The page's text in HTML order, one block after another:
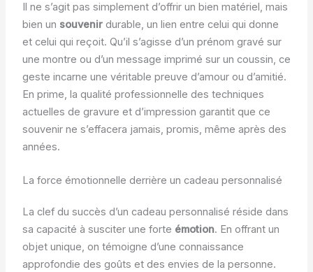
Il ne s’agit pas simplement d’offrir un bien matériel, mais
bien un souvenirdurable, un lien entre celui qui donne
et celui qui reçoit. Qu’il s’agisse d’un prénom gravé sur
une montre ou d’un message imprimé sur un coussin, ce
geste incarne une véritable preuve d’amour ou d’amitié.
En prime, la qualité professionnelle des techniques
actuelles de gravure et d’impression garantit que ce
souvenir ne s’effacera jamais, promis, même après des
années.
La force émotionnelle derrière un cadeau personnalisé
La clef du succès d’un cadeau personnalisé réside dans
sa capacité à susciter une forte émotion. En offrant un
objet unique, on témoigne d’une connaissance
approfondie des goûts et des envies de la personne.